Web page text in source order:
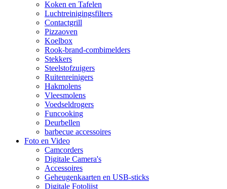
Koken en Tafelen
Luchtreinigingsfilters
Contactgrill
Pizzaoven
Koelbox
Rook-brand-combimelders
Stekkers
Steelstofzuigers
Ruitenreinigers
Hakmolens
Vleesmolens
Voedseldrogers
Funcooking
Deurbellen
barbecue accessoires
Foto en Video
Camcorders
Digitale Camera's
Accessoires
Geheugenkaarten en USB-sticks
Digitale Fotolijst